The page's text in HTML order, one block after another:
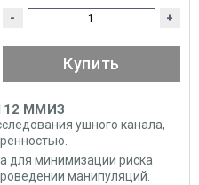
ММИЗ
ушного канала,
для минимизации риска
манипуляций.
- +
Купить